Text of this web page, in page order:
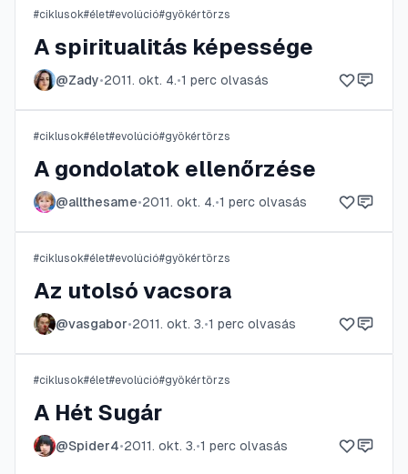
#ciklusok#élet#evolúció#gyökértörzs
A spiritualitás képessége
@Zady•2011. okt. 4.•1 perc olvasás
#ciklusok#élet#evolúció#gyökértörzs
A gondolatok ellenőrzése
@allthesame•2011. okt. 4.•1 perc olvasás
#ciklusok#élet#evolúció#gyökértörzs
Az utolsó vacsora
@vasgabor•2011. okt. 3.•1 perc olvasás
#ciklusok#élet#evolúció#gyökértörzs
A Hét Sugár
@Spider4•2011. okt. 3.•1 perc olvasás